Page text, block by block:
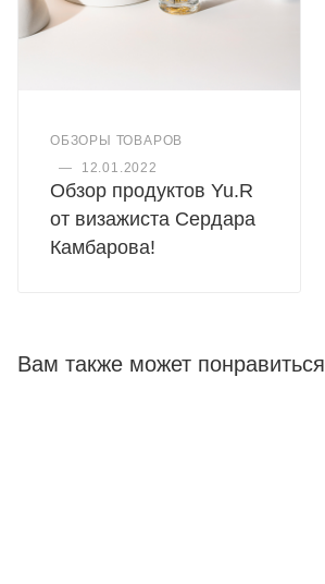
ОБЗОРЫ ТОВАРОВ
—
12.01.2022
Обзор продуктов Yu.R
от визажиста Сердара
Камбарова!
Вам также может понравиться